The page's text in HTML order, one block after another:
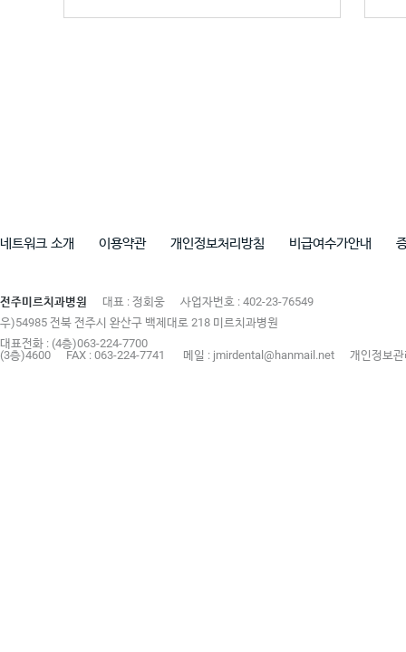
네트워크 소개 이용약관 개인정보처리방침 비급여수가안내
전주미르치과병원 대표 : 정회웅
사업자번호 : 402-23-76549
우)54985 전북 전주시 완산구 백제대로 218 미르치과병원
대표전화 : (4층)063-224-7700
(3층)4600
FAX : 063-224-7741 메일 : jmirdental@hanmail.net 개인정보